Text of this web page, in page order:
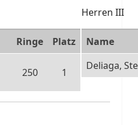
Ringe
Platz
250 1
Herren III
Name
Deliaga,